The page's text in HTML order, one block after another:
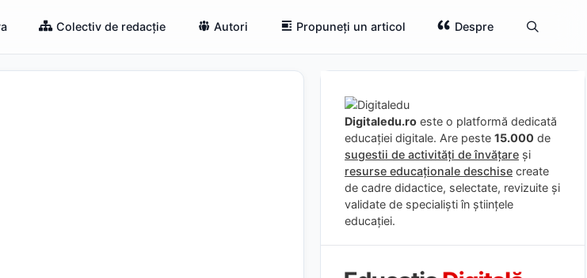
Colectiv de redacție Autori Propuneți un articol Despre
Digitaledu.ro este o platformă dedicată
educației digitale. Are peste 15.000 de
sugestii de activități de învățare și
resurse educaționale deschise create
de cadre didactice, selectate, revizuite și
validate de specialiști în științele
educației.